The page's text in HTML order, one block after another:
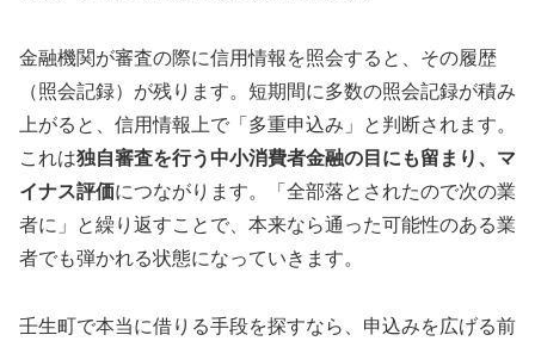
金融機関が審査の際に信用情報を照会すると、その履歴
（照会記録）が残ります。短期間に多数の照会記録が積み
上がると、信用情報上で「多重申込み」と判断されます。
これは独自審査を行う中小消費者金融の目にも留まり、マ
イナス評価につながります。「全部落とされたので次の業
者に」と繰り返すことで、本来なら通った可能性のある業
者でも弾かれる状態になっていきます。
壬生町で本当に借りる手段を探すなら、申込みを広げる前